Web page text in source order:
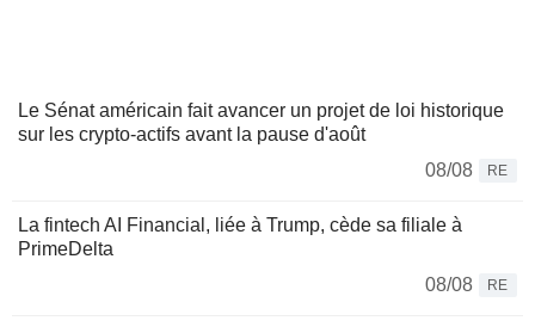
Le Sénat américain fait avancer un projet de loi historique
sur les crypto-actifs avant la pause d'août
08/08
RE
La fintech AI Financial, liée à Trump, cède sa filiale à
PrimeDelta
08/08
RE